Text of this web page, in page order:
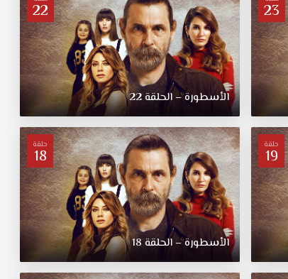
23
22
الأسطورة – الحلقة 22
حلقة
19
حلقة
18
الأسطورة – الحلقة 18